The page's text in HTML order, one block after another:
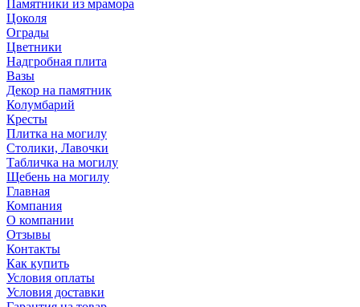
Памятники из мрамора
Цоколя
Ограды
Цветники
Надгробная плита
Вазы
Декор на памятник
Колумбарий
Кресты
Плитка на могилу
Столики, Лавочки
Табличка на могилу
Щебень на могилу
Главная
Компания
О компании
Отзывы
Контакты
Как купить
Условия оплаты
Условия доставки